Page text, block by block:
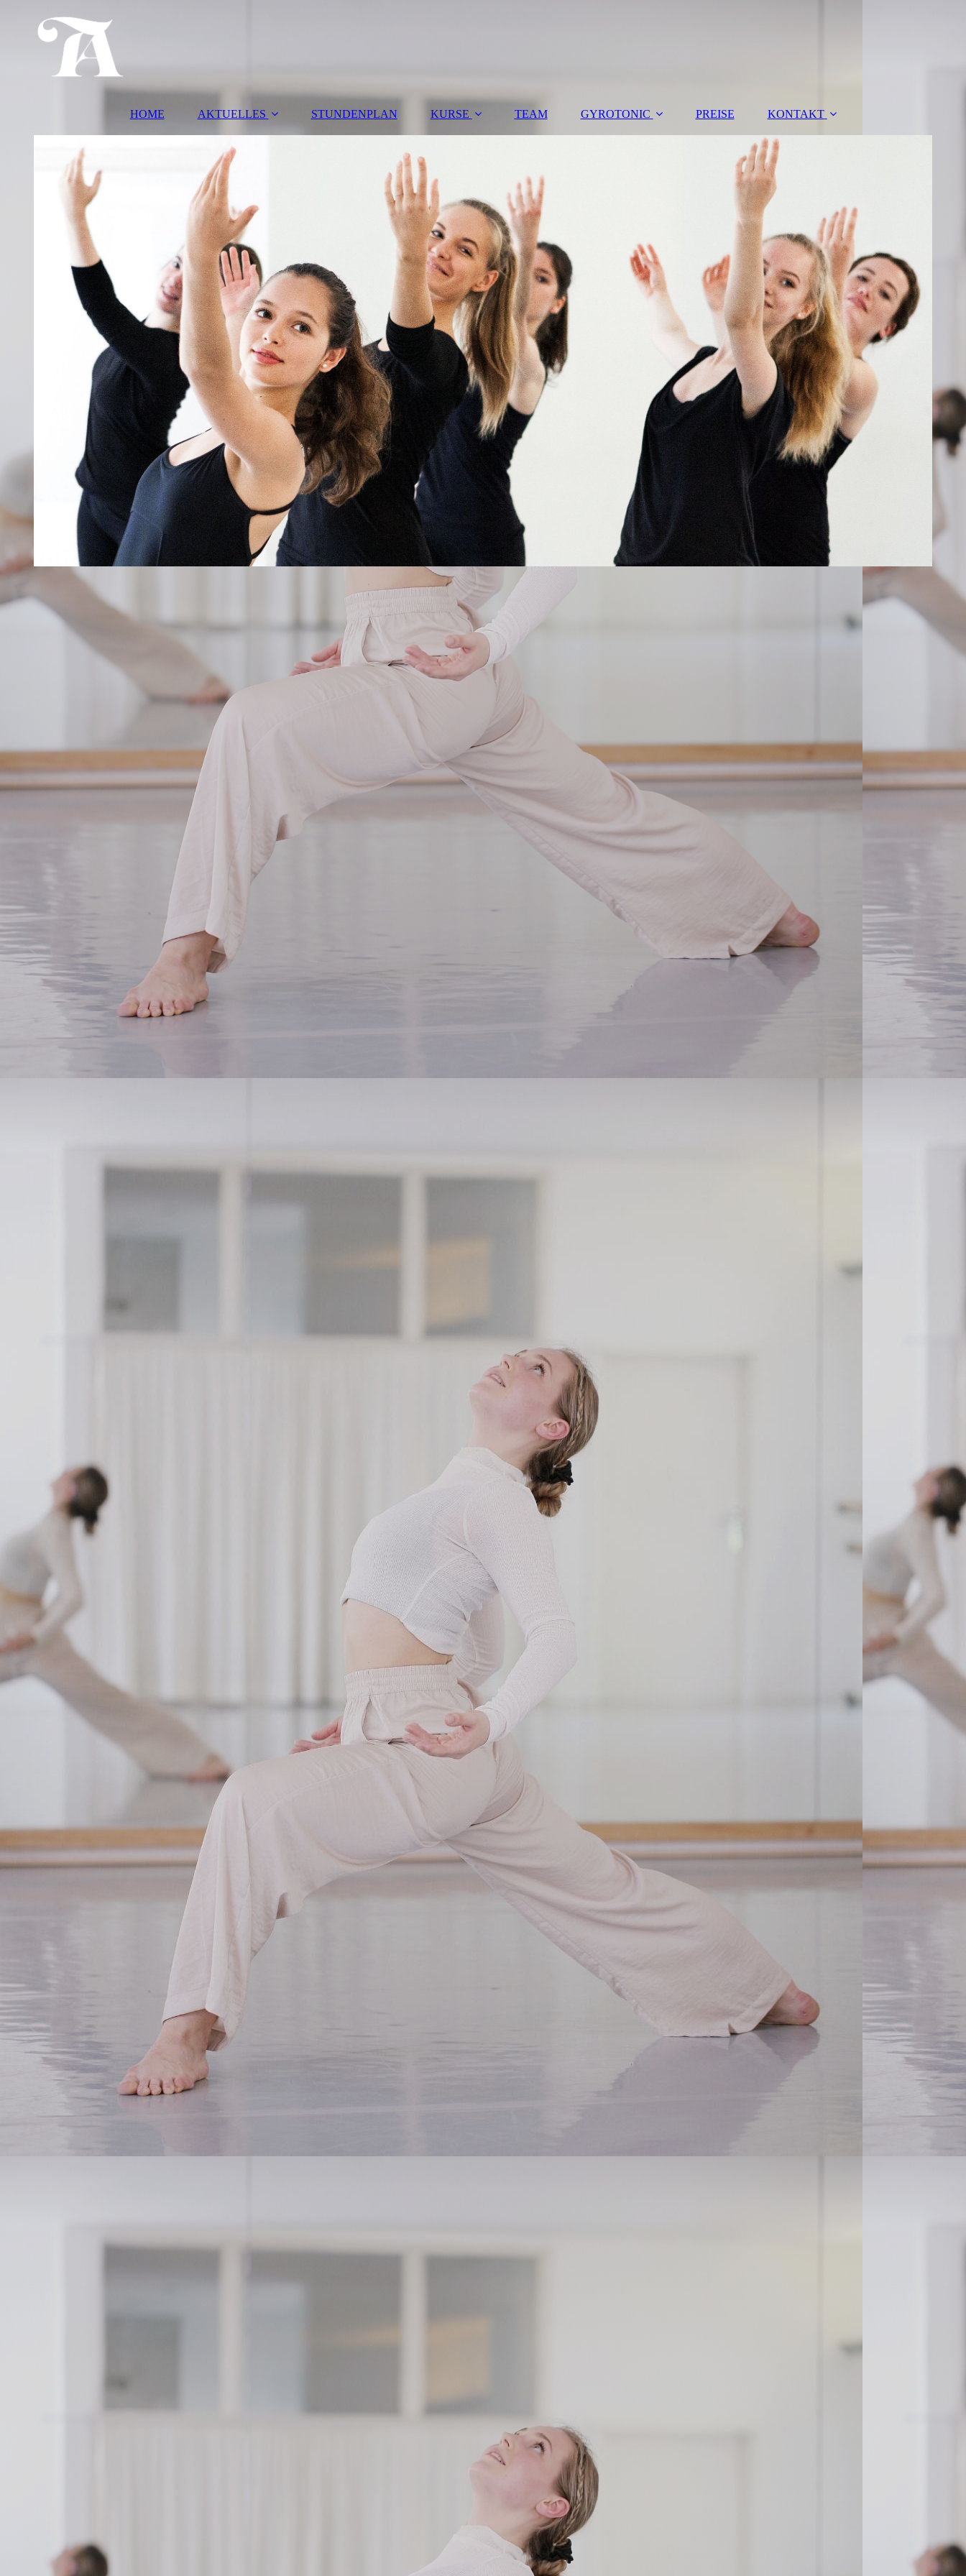
HOME AKTUELLES STUNDENPLAN KURSE TEAM GYROTONIC PREISE KONTAKT